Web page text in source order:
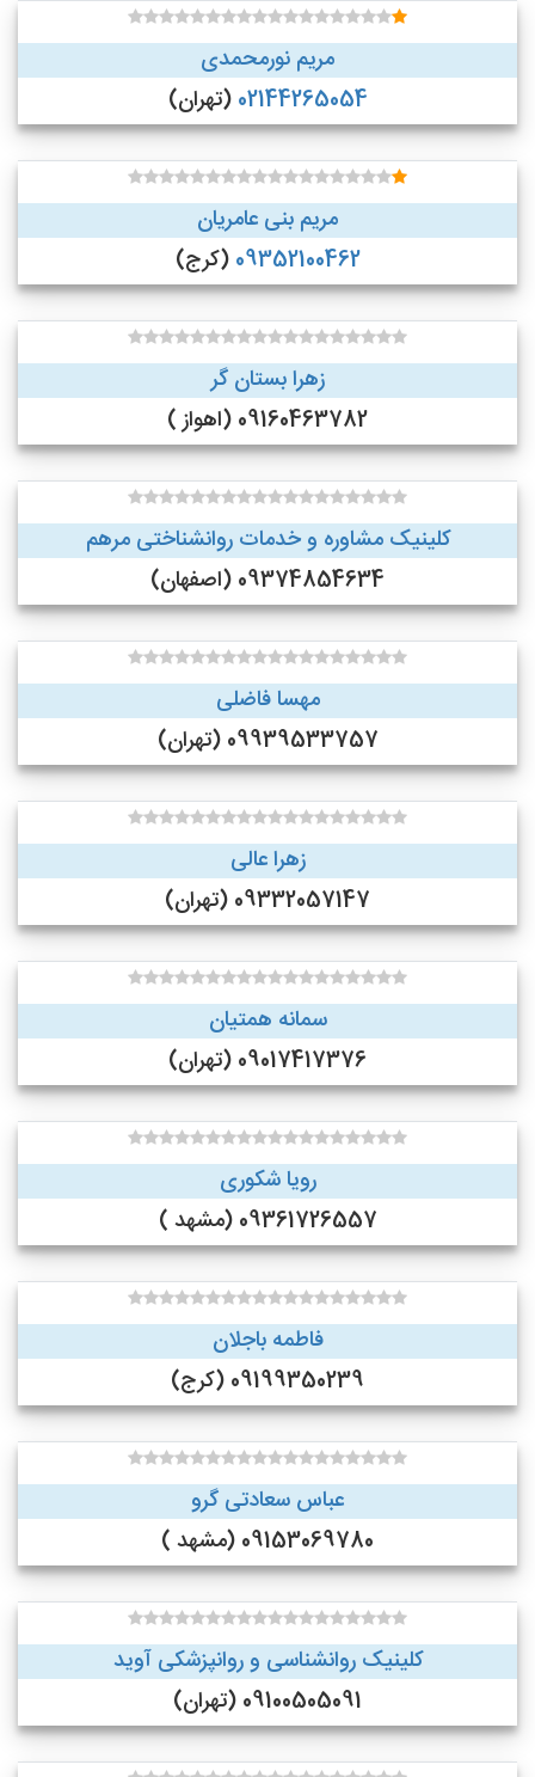
مریم نورمحمدی
02144265054 (تهران)
مریم بنی عامریان
09352100462 (کرج)
زهرا بستان گر
09160463782 (اهواز )
کلینیک مشاوره و خدمات روانشناختی مرهم
09374854634 (اصفهان)
مهسا فاضلی
09939533757 (تهران)
زهرا عالی
09332057147 (تهران)
سمانه همتیان
09017417376 (تهران)
رویا شکوری
09361726557 (مشهد )
فاطمه باجلان
09199350239 (کرج)
عباس سعادتی گرو
09153069780 (مشهد )
کلینیک روانشناسی و روانپزشکی آوید
09100505091 (تهران)